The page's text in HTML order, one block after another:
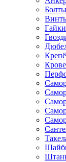
Болты
Гайки